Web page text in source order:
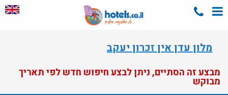
מלון עדן אין זכרון יעקב
מבצע זה הסתיים, ניתן לבצע חיפוש חדש לפי תאריך
מבוקש